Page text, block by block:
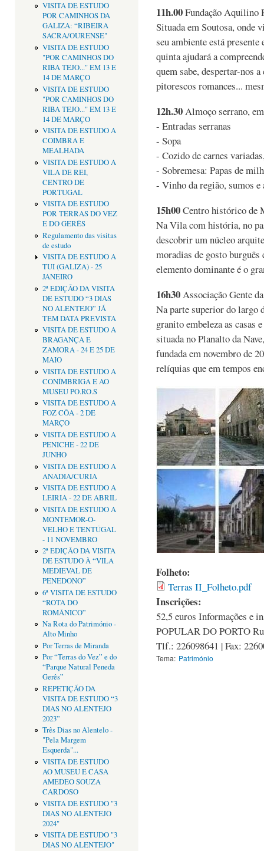
VISITA DE ESTUDO
POR CAMINHOS DA
GALIZA: “RIBEIRA
SACRA/OURENSE"
VISITA DE ESTUDO
"POR CAMINHOS DO
RIBA TEJO..." EM 13 E
14 DE MARÇO
VISITA DE ESTUDO
"POR CAMINHOS DO
RIBA TEJO..." EM 13 E
14 DE MARÇO
VISITA DE ESTUDO A
COIMBRA E
MEALHADA
VISITA DE ESTUDO A
VILA DE REI,
CENTRO DE
PORTUGAL
VISITA DE ESTUDO
POR TERRAS DO VEZ
E DO GERÊS
Regulamento das visitas
de estudo
VISITA DE ESTUDO A
TUI (GALIZA) - 25
JANEIRO
2ª EDIÇÃO DA VISITA
DE ESTUDO “3 DIAS
NO ALENTEJO” JÁ
TEM DATA PREVISTA
VISITA DE ESTUDO A
BRAGANÇA E
ZAMORA - 24 E 25 DE
MAIO
VISITA DE ESTUDO A
CONÍMBRIGA E AO
MUSEU PO.RO.S
VISITA DE ESTUDO A
FOZ CÔA - 2 DE
MARÇO
VISITA DE ESTUDO A
PENICHE - 22 DE
JUNHO
VISITA DE ESTUDO A
ANADIA/CURIA
VISITA DE ESTUDO A
LEIRIA - 22 DE ABRIL
VISITA DE ESTUDO A
MONTEMOR-O-
VELHO E TENTÚGAL
- 11 NOVEMBRO
2ª EDIÇÂO DA VISITA
DE ESTUDO À “VILA
MEDIEVAL DE
PENEDONO”
6ª VISITA DE ESTUDO
“ROTA DO
ROMÂNICO”
Na Rota do Património -
Alto Minho
Por Terras de Miranda
Por “Terras do Vez” e do
“Parque Natural Peneda
Gerês”
REPETIÇÃO DA
VISITA DE ESTUDO “3
DIAS NO ALENTEJO
2023”
Três Dias no Alentelo -
"Pela Margem
Esquerda"...
VISITA DE ESTUDO
AO MUSEU E CASA
AMEDEO SOUZA
CARDOSO
VISITA DE ESTUDO "3
DIAS NO ALENTEJO
2024"
VISITA DE ESTUDO "3
DIAS NO ALENTEJO"
11h.00Fundação Aquilino
Situada em Soutosa, onde
seu ambiente está
quinta ajudará a
quem sabe, despertar-nos
pitorescos romances...
12h.30Almoço serrano,
- Entradas serranas
- Sopa
- Cozido de carnes
- Sobremesa: Papas de
- Vinho da região, sumos e
15h00Centro histórico de
Na Vila com história, no
descobrir um núcleo
moradias de gosto
elemento dominante é o
16h30Associação Gente
Na parte superior do largo
granito embeleza as casas
situada no Planalto da
fundada em novembro de
relíquias que em tempos
Folheto:
Terras II_Folheto.pdf
Inscrições:
52,5 euros Informações e
POPULAR DO PORTO
Tlf.: 226098641 | Fax:
Tema: Património